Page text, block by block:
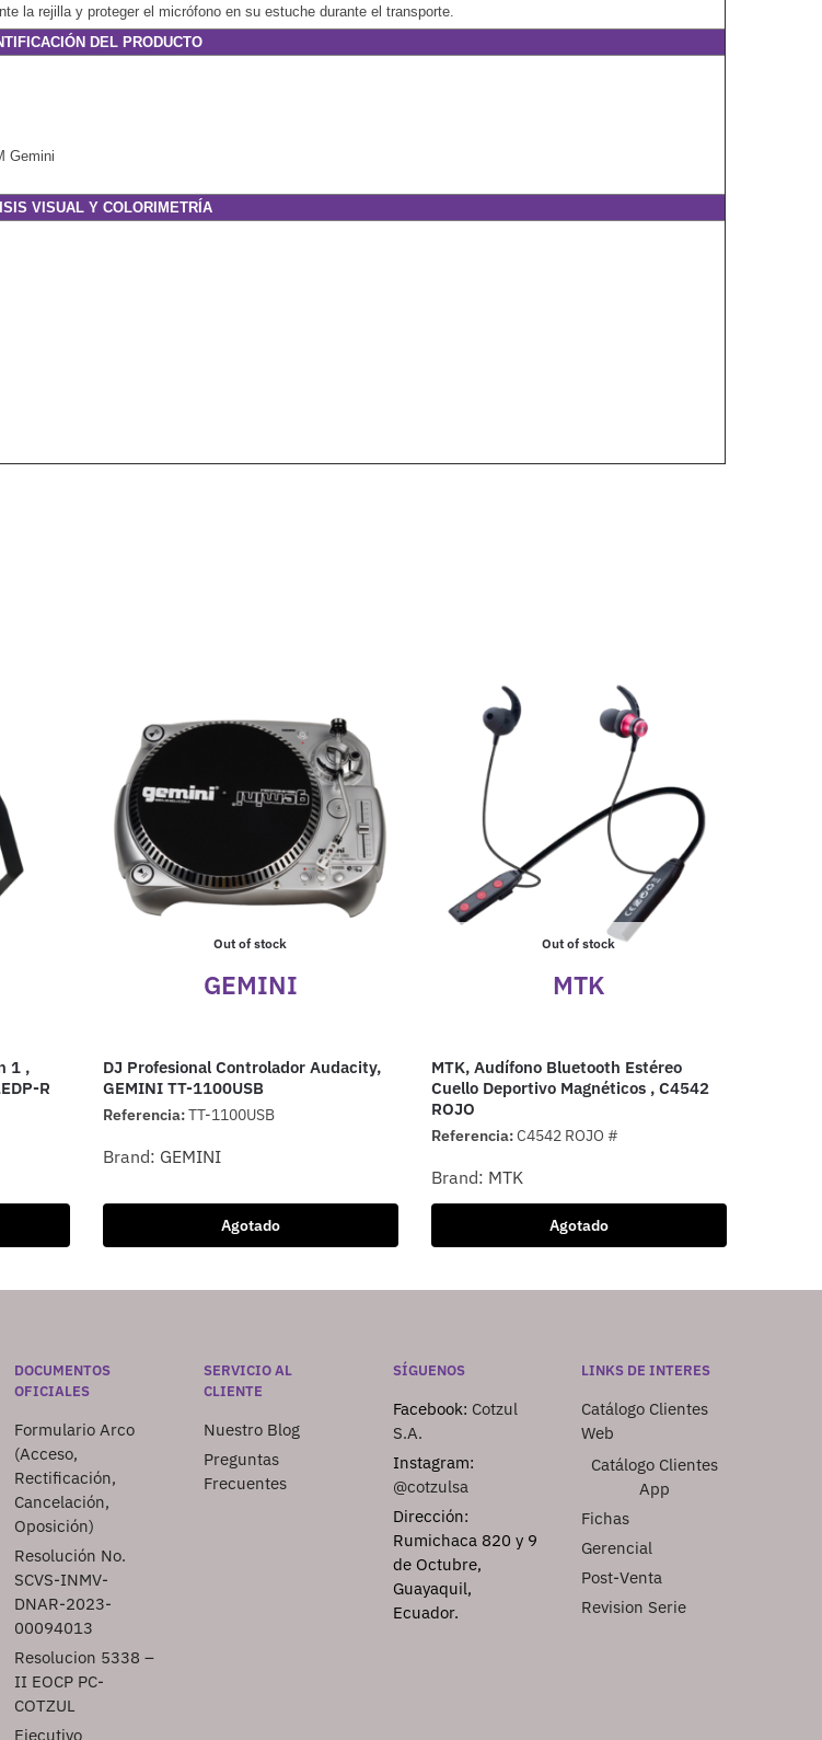
la rejilla y proteger el micrófono en su estuche durante el transporte.
DEL PRODUCTO
Gemini
VISUAL Y COLORIMETRÍA
1 ,
R
Out of stock
GEMINI
DJ Profesional Controlador Audacity,
GEMINI TT-1100USB
Referencia:TT-1100USB
Brand: GEMINI
Agotado
Out of stock
MTK
MTK, Audífono Bluetooth Estéreo
Cuello Deportivo Magnéticos , C4542
ROJO
Referencia:C4542 ROJO #
Brand: MTK
Agotado
DOCUMENTOS
OFICIALES
Formulario Arco
(Acceso,
Rectificación,
Cancelación,
Oposición)
Resolución No.
SCVS-INMV-
DNAR-2023-
00094013
Resolucion 5338 –
II EOCP PC-
COTZUL
Ejecutivo
SERVICIO AL
CLIENTE
Nuestro Blog
Preguntas
Frecuentes
SÍGUENOS
Facebook: Cotzul
S.A.
Instagram:
@cotzulsa
Dirección:
Rumichaca 820 y 9
de Octubre,
Guayaquil,
Ecuador.
LINKS DE INTERES
Catálogo Clientes
Web
Catálogo Clientes
App
Fichas
Gerencial
Post-Venta
Revision Serie